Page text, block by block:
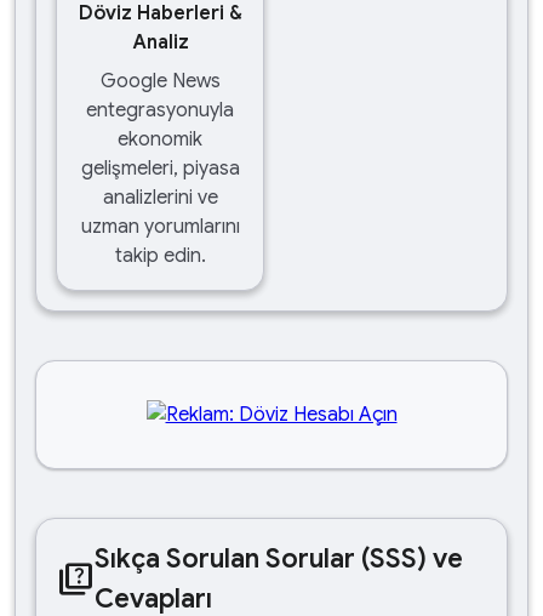
Döviz Haberleri &
Analiz
Google News
entegrasyonuyla
ekonomik
gelişmeleri, piyasa
analizlerini ve
uzman yorumlarını
takip edin.
quizSıkça Sorulan Sorular (SSS) ve
Cevapları